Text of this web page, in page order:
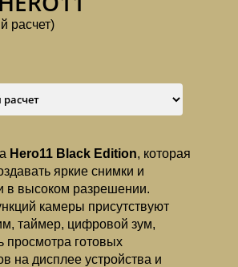
расчет)
Hero11 Black Edition, которая
яркие снимки и
в высоком разрешении.
камеры присутствуют
таймер, цифровой зум,
просмотра готовых
на дисплее устройства и